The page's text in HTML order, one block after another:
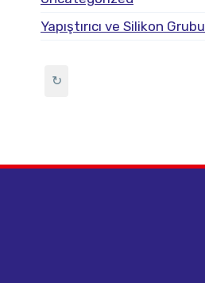
Yapıştırıcı ve Silikon Grubu
↻